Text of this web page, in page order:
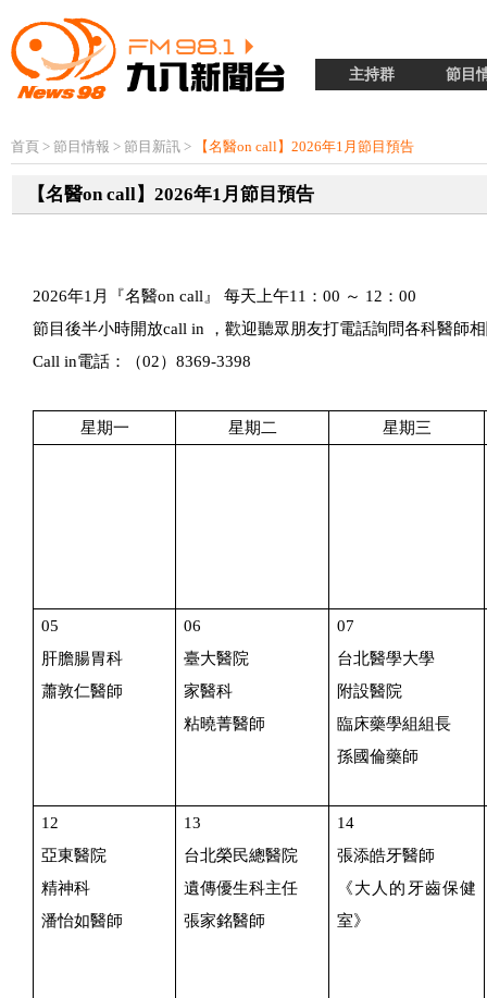
主持群 節目
首頁 > 節目情報 > 節目新訊 > 【名醫on call】2026年1月節目預告
【名醫on call】2026年1月節目預告
2026年1 月『名醫on call 』 每天上午11 ： 00 ～ 12 ： 00
節目後半小時開放call in
，歡迎聽眾朋友打電話詢問各科醫師
Call in電話：（02） 8369-3398
星期一 星期二 星期三
05
肝膽腸胃科
蕭敦仁醫師
06
臺大醫院
家醫科
粘曉菁醫師
07
台北醫學大學
附設醫院
臨床藥學組組長
孫國倫藥師
12
亞東醫院
精神科
潘怡如醫師
13
台北榮民總醫院
遺傳優生科主任
張家銘醫師
14
張添皓牙醫師
《大人的牙齒保健
室》